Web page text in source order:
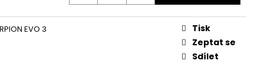
EVO 3
Tisk
Zeptat se
Sdílet